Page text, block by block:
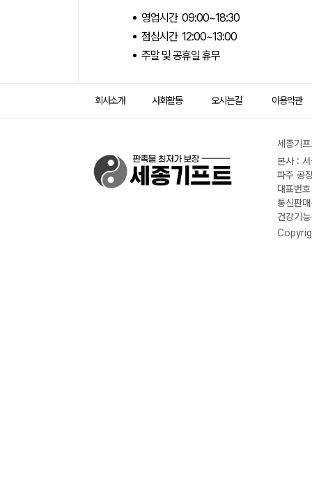
영업시간 09:00~18:30
점심시간 12:00~13:00
주말 및 공휴일 휴무
회사소개 사회활동 오시는길 이용약관
세종기
본사 :
파주 공
대표번
통신판
건강기